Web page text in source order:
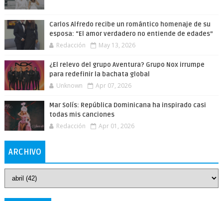
Carlos Alfredo recibe un romántico homenaje de su
esposa: “El amor verdadero no entiende de edades”
Redacción May 13, 2026
¿El relevo del grupo Aventura? Grupo Nox irrumpe
para redefinir la bachata global
Unknown Apr 07, 2026
Mar Solís: República Dominicana ha inspirado casi
todas mis canciones
Redacción Apr 01, 2026
ARCHIVO